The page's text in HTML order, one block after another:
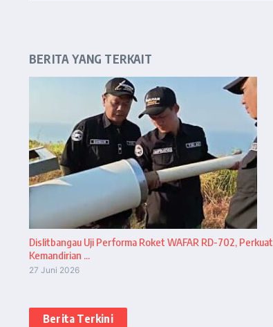
BERITA YANG TERKAIT
Dislitbangau Uji Performa Roket WAFAR RD-702, Perkuat
Kemandirian ...
27 Juni 2026
Berita Terkini